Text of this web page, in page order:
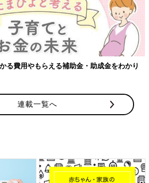
る費用やもらえる補助金・助成金をわかり
連載一覧へ